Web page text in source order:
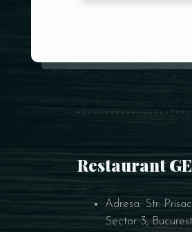
Restaurant
Adresa: Str.
Sector 3,